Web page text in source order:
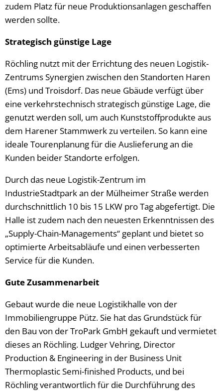
zudem Platz für neue Produktionsanlagen geschaffen
werden sollte.
Strategisch günstige Lage
Röchling nutzt mit der Errichtung des neuen Logistik-
Zentrums Synergien zwischen den Standorten Haren
(Ems) und Troisdorf. Das neue Gbäude verfügt über
eine verkehrstechnisch strategisch günstige Lage, die
genutzt werden soll, um auch Kunststoffprodukte aus
dem Harener Stammwerk zu verteilen. So kann eine
ideale Tourenplanung für die Auslieferung an die
Kunden beider Standorte erfolgen.
Durch das neue Logistik-Zentrum im
IndustrieStadtpark an der Mülheimer Straße werden
durchschnittlich 10 bis 15 LKW pro Tag abgefertigt. Die
Halle ist zudem nach den neuesten Erkenntnissen des
„Supply-Chain-Managements“ geplant und bietet so
optimierte Arbeitsabläufe und einen verbesserten
Service für die Kunden.
Gute Zusammenarbeit
Gebaut wurde die neue Logistikhalle von der
Immobiliengruppe Pütz. Sie hat das Grundstück für
den Bau von der TroPark GmbH gekauft und vermietet
dieses an Röchling. Ludger Vehring, Director
Production & Engineering in der Business Unit
Thermoplastic Semi-finished Products, und bei
Röchling verantwortlich für die Durchführung des